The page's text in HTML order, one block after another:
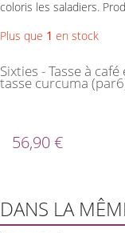
coloris les saladiers.
Plus que 1 en stock
Sixties - Tasse à
tasse curcuma
56,90 €
DANS LA